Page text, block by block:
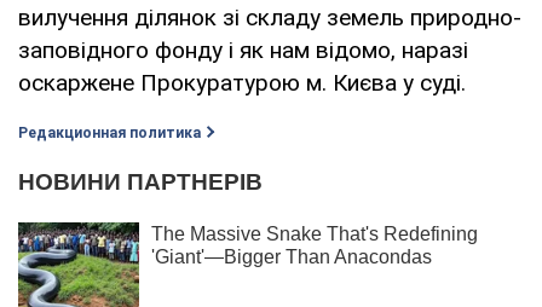
вилучення ділянок зі складу земель природно-
заповідного фонду і як нам відомо, наразі
оскаржене Прокуратурою м. Києва у суді.
Редакционная политика